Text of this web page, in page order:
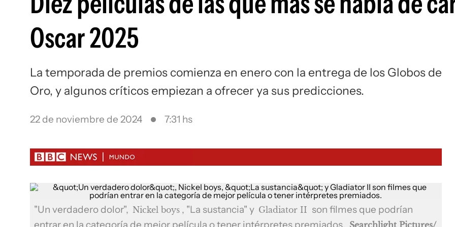
Oscar 2025
La temporada de premios comienza en enero con la entrega de los Globos de
Oro, y algunos críticos empiezan a ofrecer ya sus predicciones.
22 de noviembre de 2024 7:31 hs
"Un verdadero dolor", Nickel boys , "La sustancia" y Gladiator II son filmes que podrían
Searchlight Pictures/